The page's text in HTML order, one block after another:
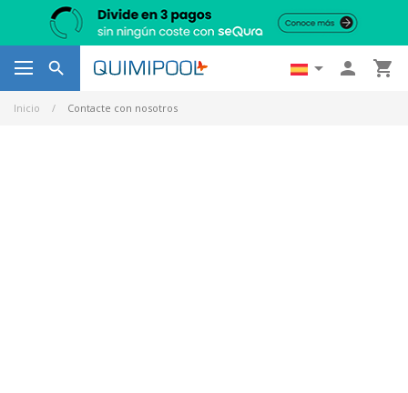
   
Inicio Contacte con nosotros